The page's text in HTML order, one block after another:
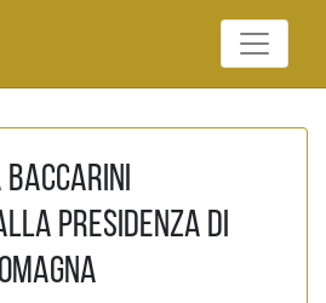
Federazione Italiana
presidenza di